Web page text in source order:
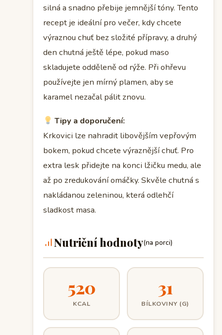
silná a snadno přebije jemnější tóny. Tento
recept je ideální pro večer, kdy chcete
výraznou chuť bez složité přípravy, a druhý
den chutná ještě lépe, pokud maso
skladujete odděleně od rýže. Při ohřevu
používejte jen mírný plamen, aby se
karamel nezačal pálit znovu.
Tipy a doporučení:
Krkovici lze nahradit libovějším vepřovým
bokem, pokud chcete výraznější chuť. Pro
extra lesk přidejte na konci lžičku medu, ale
až po zredukování omáčky. Skvěle chutná s
nakládanou zeleninou, která odlehčí
sladkost masa.
Nutriční hodnoty(na porci)
520
KCAL
31
BÍLKOVINY (G)